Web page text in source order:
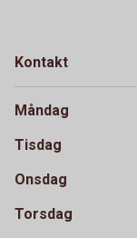
Kontakt
Måndag
Tisdag
Onsdag
Torsdag